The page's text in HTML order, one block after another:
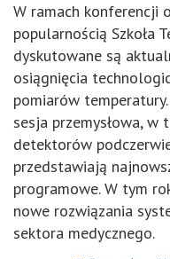
W ramach konferencji
popularnością Szkoła
dyskutowane są
osiągnięcia
pomiarów
sesja przemysłowa,
detektorów
przedstawiają
programowe. W tym
nowe rozwiązania
sektora medycznego.